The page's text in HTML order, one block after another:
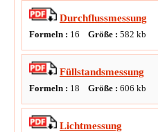
Durchflussmessung
Formeln : 16 Größe : 582 kb
Füllstandsmessung
Formeln : 18 Größe : 606 kb
Lichtmessung